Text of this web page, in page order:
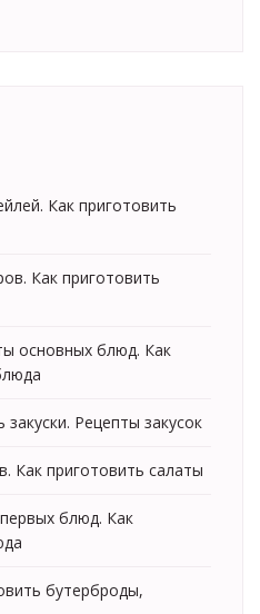
Как приготовить
Как приготовить
основных блюд. Как
закуски. Рецепты закусок
Как приготовить салаты
блюд. Как
бутерброды,